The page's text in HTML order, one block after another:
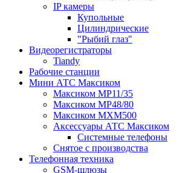
IP камеры
Купольные
Цилиндрические
"Рыбий глаз"
Видеорегистраторы
Tiandy
Рабочие станции
Мини АТС Максиком
Максиком MP11/35
Максиком MP48/80
Максиком MXM500
Аксессуары АТС Максиком
Системные телефоны
Снятое с производства
Телефонная техника
GSM-шлюзы